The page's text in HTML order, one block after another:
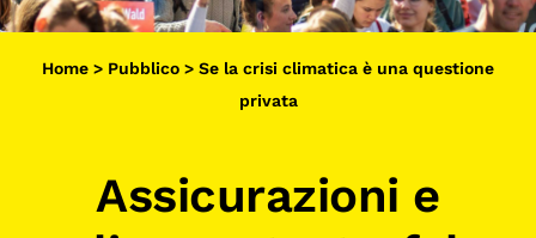
Sostieni
App
LA FONDAZIONE
Home > Pubblico > Se la crisi climatica è una questione
privata
Assicurazioni e